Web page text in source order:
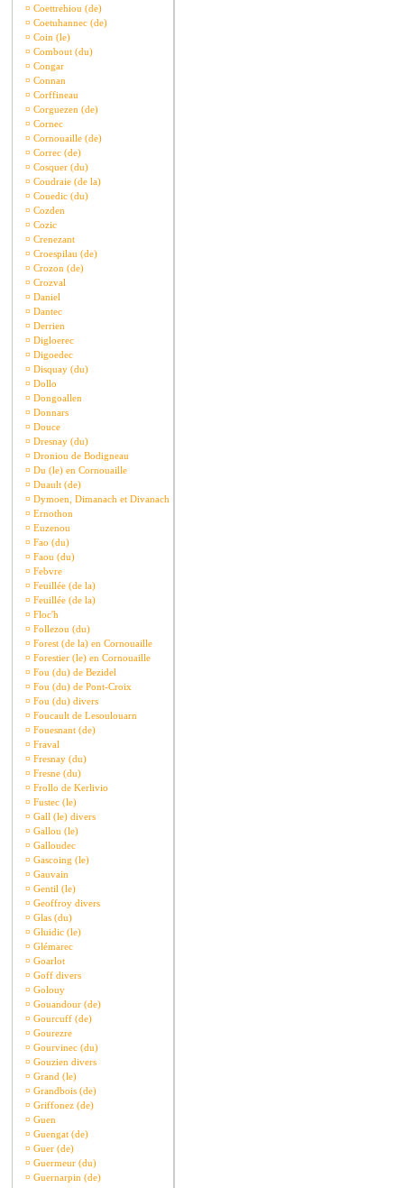
¤ Coettrehiou (de)
¤ Coetuhannec (de)
¤ Coin (le)
¤ Combout (du)
¤ Congar
¤ Connan
¤ Corffineau
¤ Corguezen (de)
¤ Cornec
¤ Cornouaille (de)
¤ Correc (de)
¤ Cosquer (du)
¤ Coudraie (de la)
¤ Couedic (du)
¤ Cozden
¤ Cozic
¤ Crenezant
¤ Croespilau (de)
¤ Crozon (de)
¤ Crozval
¤ Daniel
¤ Dantec
¤ Derrien
¤ Digloerec
¤ Digoedec
¤ Disquay (du)
¤ Dollo
¤ Dongoallen
¤ Donnars
¤ Douce
¤ Dresnay (du)
¤ Droniou de Bodigneau
¤ Du (le) en Cornouaille
¤ Duault (de)
¤ Dymoen, Dimanach et Divanach
¤ Ernothon
¤ Euzenou
¤ Fao (du)
¤ Faou (du)
¤ Febvre
¤ Feuillée (de la)
¤ Feuillée (de la)
¤ Floc'h
¤ Follezou (du)
¤ Forest (de la) en Cornouaille
¤ Forestier (le) en Cornouaille
¤ Fou (du) de Bezidel
¤ Fou (du) de Pont-Croix
¤ Fou (du) divers
¤ Foucault de Lesoulouarn
¤ Fouesnant (de)
¤ Fraval
¤ Fresnay (du)
¤ Fresne (du)
¤ Frollo de Kerlivio
¤ Fustec (le)
¤ Gall (le) divers
¤ Gallou (le)
¤ Galloudec
¤ Gascoing (le)
¤ Gauvain
¤ Gentil (le)
¤ Geoffroy divers
¤ Glas (du)
¤ Gluidic (le)
¤ Glémarec
¤ Goarlot
¤ Goff divers
¤ Golouy
¤ Gouandour (de)
¤ Gourcuff (de)
¤ Gourezre
¤ Gourvinec (du)
¤ Gouzien divers
¤ Grand (le)
¤ Grandbois (de)
¤ Griffonez (de)
¤ Guen
¤ Guengat (de)
¤ Guer (de)
¤ Guermeur (du)
¤ Guernarpin (de)